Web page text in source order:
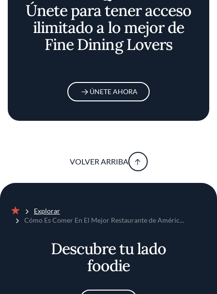
Únete para tener acceso
ilimitado a lo mejor de
Fine Dining Lovers
ÚNETE AHORA
VOLVER ARRIBA
Inicio
Explorar
Cómo Es Comer En El Mejor Restaurante de Améric...
Descubre tu lado
foodie